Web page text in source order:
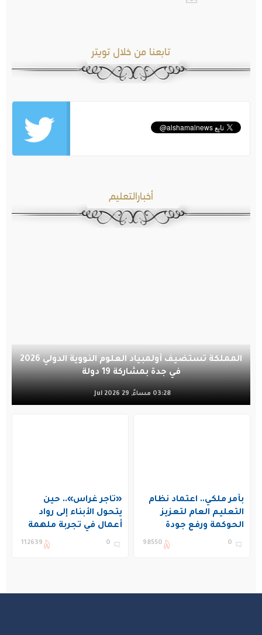
تابعنا من خلال تويتر
أخبارالتعليم
المملكة تستضيف أولمبياد العلوم النووية الدولي 2026
في جدة بمشاركة 19 دولة
03:28 مساءً, 29 Jul 2026
بأمر ملكي.. اعتماد نظام
التعليم العام لتعزيز
الحوكمة ورفع جودة
التعليم في المملكة
0
98550
«تاجر غراس».. حين
يتحول الأبناء إلى رواد
أعمال في تجربة ملهمة
بنادي غراس الصيفي
0
112639